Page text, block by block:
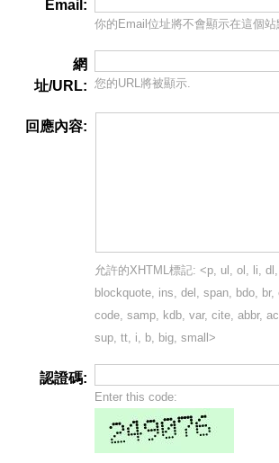
Email:
你的Email位址將不會顯示在這個站
網
址/URL: 您的URL將被顯示.
回應內容:
允許的XHTML標記: <p, ul, ol, li,
blockquote, ins, del, span, bdo, br,
code, samp, kdb, var, cite, abbr,
sup, tt, i, b, big, small>
認證碼:
Enter this code: